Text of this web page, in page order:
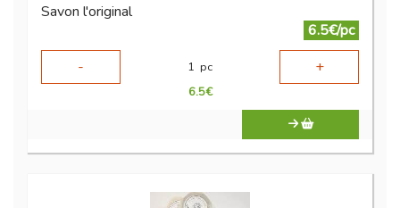
Savon l'original
6.5€/pc
-
1 pc +
6.5€